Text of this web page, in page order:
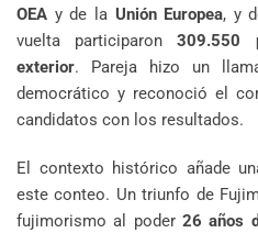
OEA y de la Unión Europea, y
vuelta participaron309.550
exterior. Pareja hizo un
democrático y reconoció el
candidatos con los resultados.
El contexto histórico añade
este conteo. Un triunfo de
fujimorismo al poder 26 años